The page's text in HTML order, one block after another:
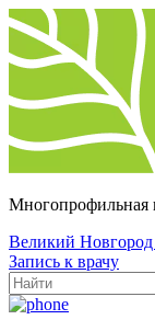
Многопрофильная
Великий Новгород
Запись к врачу